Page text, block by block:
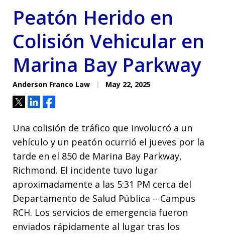
Peatón Herido en
Colisión Vehicular en
Marina Bay Parkway
Anderson Franco Law May 22, 2025
TweetShareShare
Una colisión de tráfico que involucró a un
vehículo y un peatón ocurrió el jueves por la
tarde en el 850 de Marina Bay Parkway,
Richmond. El incidente tuvo lugar
aproximadamente a las 5:31 PM cerca del
Departamento de Salud Pública – Campus
RCH. Los servicios de emergencia fueron
enviados rápidamente al lugar tras los